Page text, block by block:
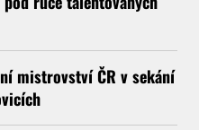
mistrovství ČR v sekání